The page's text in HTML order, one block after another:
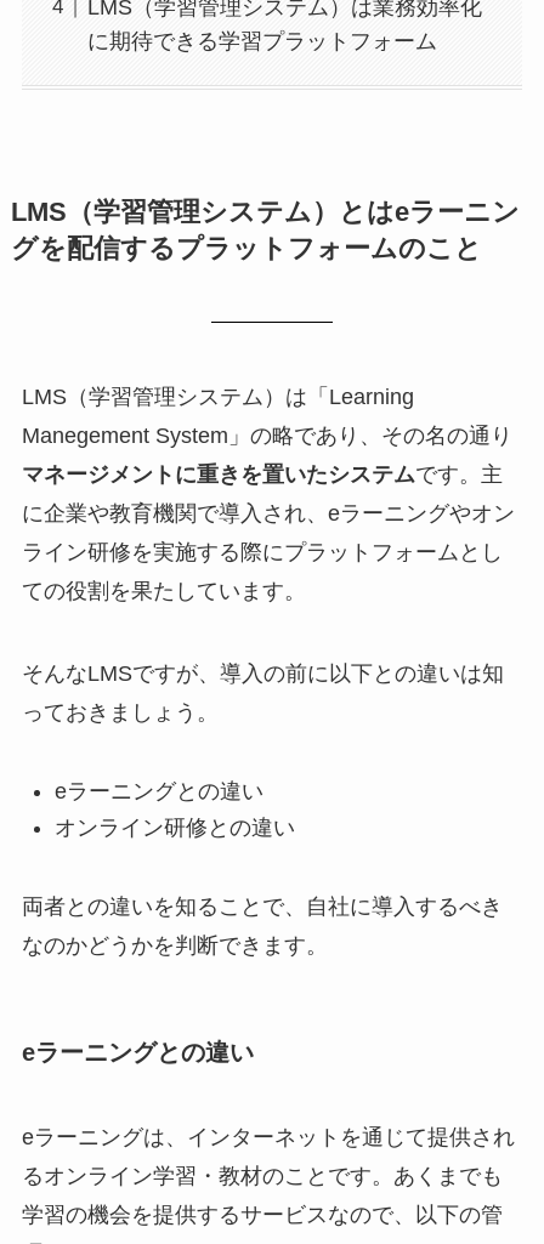
LMS（学習管理システム）は業務効率化
に期待できる学習プラットフォーム
LMS（学習管理システム）とはeラーニン
グを配信するプラットフォームのこと
LMS（学習管理システム）は「Learning
Manegement System」の略であり、その名の通り
マネージメントに重きを置いたシステムです。主
に企業や教育機関で導入され、eラーニングやオン
ライン研修を実施する際にプラットフォームとし
ての役割を果たしています。
そんなLMSですが、導入の前に以下との違いは知
っておきましょう。
eラーニングとの違い
オンライン研修との違い
両者との違いを知ることで、自社に導入するべき
なのかどうかを判断できます。
eラーニングとの違い
eラーニングは、インターネットを通じて提供され
るオンライン学習・教材のことです。あくまでも
学習の機会を提供するサービスなので、以下の管